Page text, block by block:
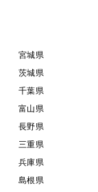
宮城県
茨城県
千葉県
富山県
長野県
三重県
兵庫県
島根県